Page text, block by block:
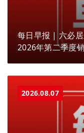
每日早报 | 六必
2026年第二季度
2026.08.07